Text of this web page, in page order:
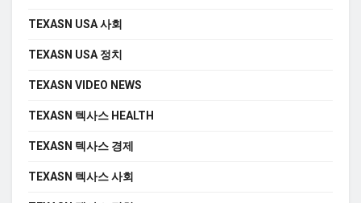
TEXASN USA 사회
TEXASN USA 정치
TEXASN VIDEO NEWS
TEXASN 텍사스 HEALTH
TEXASN 텍사스 경제
TEXASN 텍사스 사회